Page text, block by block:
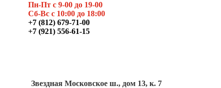
Пн-Пт с 9-00 до 19-00
Сб-Вс с 10:00 до 18:00
+7 (812) 679-71-00
+7 (921) 556-61-15
Звездная Московское ш., дом 13, к. 7